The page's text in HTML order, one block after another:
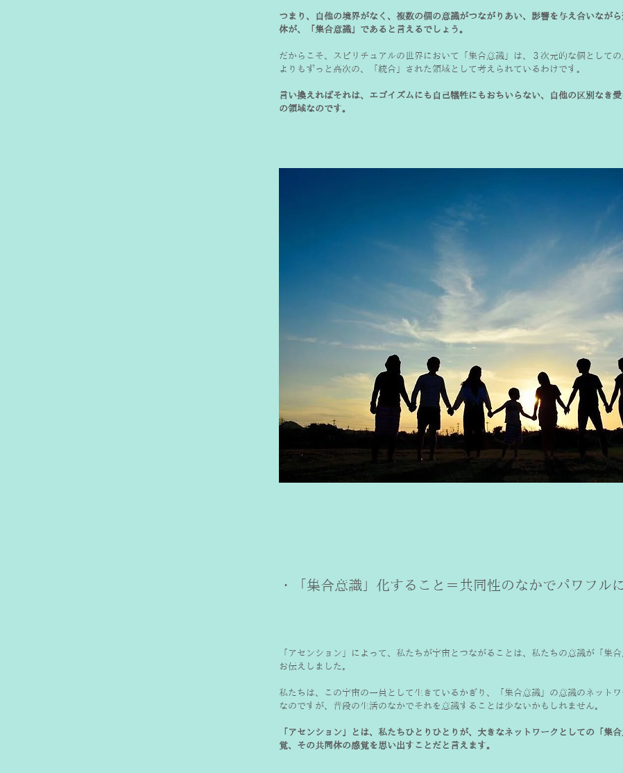
つまり、自他の境界がなく、複数の個の意識がつながりあい、影響を与え合いなが
体が、「集合意識」であると言えるでしょう。
だからこそ、スピリチュアルの世界において「集合意識」は、３次元的な個としての
よりもずっと高次の、「統合」された領域として考えられているわけです。
言い換えればそれは、エゴイズムにも自己犠牲にもおちいらない、自他の区別なき
の領域なのです。
・「集合意識」化すること＝共同性のなかでパワフル
「アセンション」によって、私たちが宇宙とつながることは、私たちの意識が「集
お伝えしました。
私たちは、この宇宙の一員として生きているかぎり、「集合意識」の意識のネット
なのですが、普段の生活のなかでそれを意識することは少ないかもしれません。
「アセンション」とは、私たちひとりひとりが、大きなネットワークとしての「集
覚、その共同体の感覚を思い出すことだと言えます。